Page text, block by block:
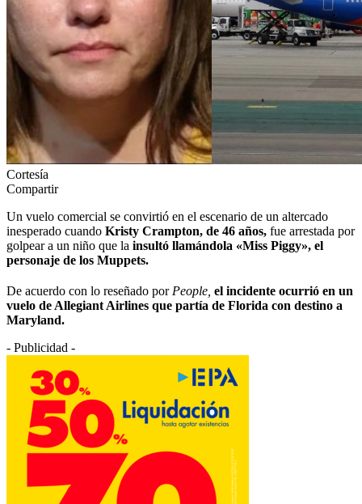
Cortesía
Compartir
Un vuelo comercial se convirtió en el escenario de un altercado
inesperado cuando Kristy Crampton, de 46 años, fue arrestada por
golpear a un niño que la insultó llamándola «Miss Piggy», el
personaje de los Muppets.
De acuerdo con lo reseñado por People, el incidente ocurrió en un
vuelo de Allegiant Airlines que partía de Florida con destino a
Maryland.
- Publicidad -